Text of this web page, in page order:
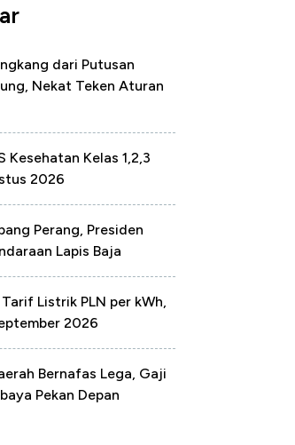
dari Putusan
Nekat Teken Aturan
Kesehatan Kelas 1,2,3
2026
Perang, Presiden
Lapis Baja
Listrik PLN per kWh,
2026
Bernafas Lega, Gaji
Pekan Depan